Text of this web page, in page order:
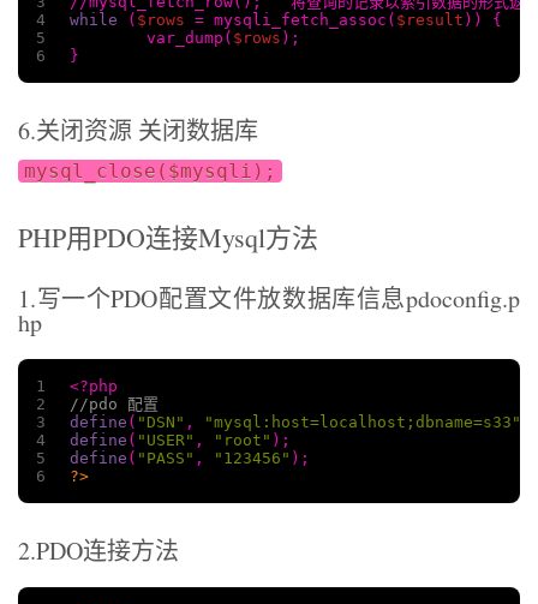
4
5
6
while ( $rows = mysqli_fetch_assoc( $result )) {
	var_dump(
$rows );
}
6.关闭资源 关闭数据库
mysql_close($mysqli);
PHP用PDO连接Mysql方法
1.写一个PDO配置文件放数据库信息pdoconfig.p
hp
1
2
3
4
5
6
<?php
//pdo 配置
define ( "DSN" , "mysql:host=localhost;dbname=s33"
define ( "USER" , "root" );
define ( "PASS" , "123456" );
?>
2.PDO连接方法